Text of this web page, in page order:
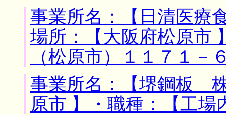
事業所名：【日清医
場所：【大阪府松原市
（松原市）１１７１－
事業所名：【堺鋼板
原市 】・職種：【工場